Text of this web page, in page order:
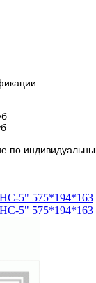
по
5" 575*194*163
5" 575*194*163